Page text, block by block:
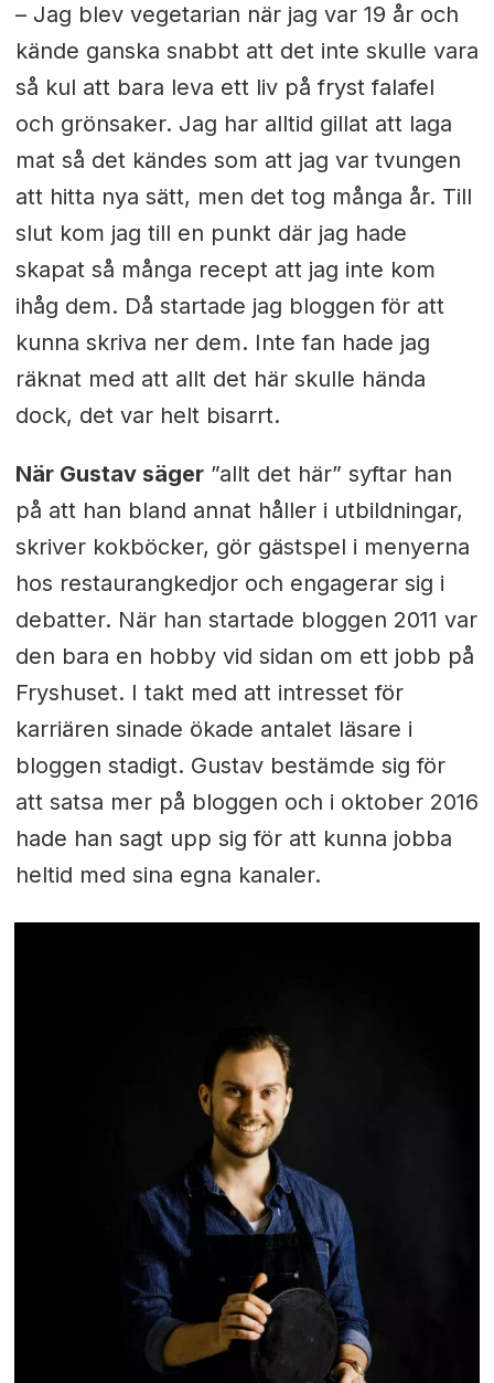
– Jag blev vegetarian när jag var 19 år och
kände ganska snabbt att det inte skulle vara
så kul att bara leva ett liv på fryst falafel
och grönsaker. Jag har alltid gillat att laga
mat så det kändes som att jag var tvungen
att hitta nya sätt, men det tog många år. Till
slut kom jag till en punkt där jag hade
skapat så många recept att jag inte kom
ihåg dem. Då startade jag bloggen för att
kunna skriva ner dem. Inte fan hade jag
räknat med att allt det här skulle hända
dock, det var helt bisarrt.
När Gustav säger”allt det här” syftar han
på att han bland annat håller i utbildningar,
skriver kokböcker, gör gästspel i menyerna
hos restaurangkedjor och engagerar sig i
debatter. När han startade bloggen 2011 var
den bara en hobby vid sidan om ett jobb på
Fryshuset. I takt med att intresset för
karriären sinade ökade antalet läsare i
bloggen stadigt. Gustav bestämde sig för
att satsa mer på bloggen och i oktober 2016
hade han sagt upp sig för att kunna jobba
heltid med sina egna kanaler.